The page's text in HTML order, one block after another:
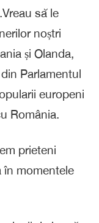
să le
noștri
și Olanda,
Parlamentul
europeni
România.
prieteni
în momentele